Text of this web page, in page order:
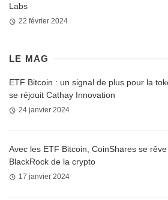
Labs
22 février 2024
LE MAG
ETF Bitcoin : un signal de plus pour la
se réjouit Cathay Innovation
24 janvier 2024
Avec les ETF Bitcoin, CoinShares se
BlackRock de la crypto
17 janvier 2024